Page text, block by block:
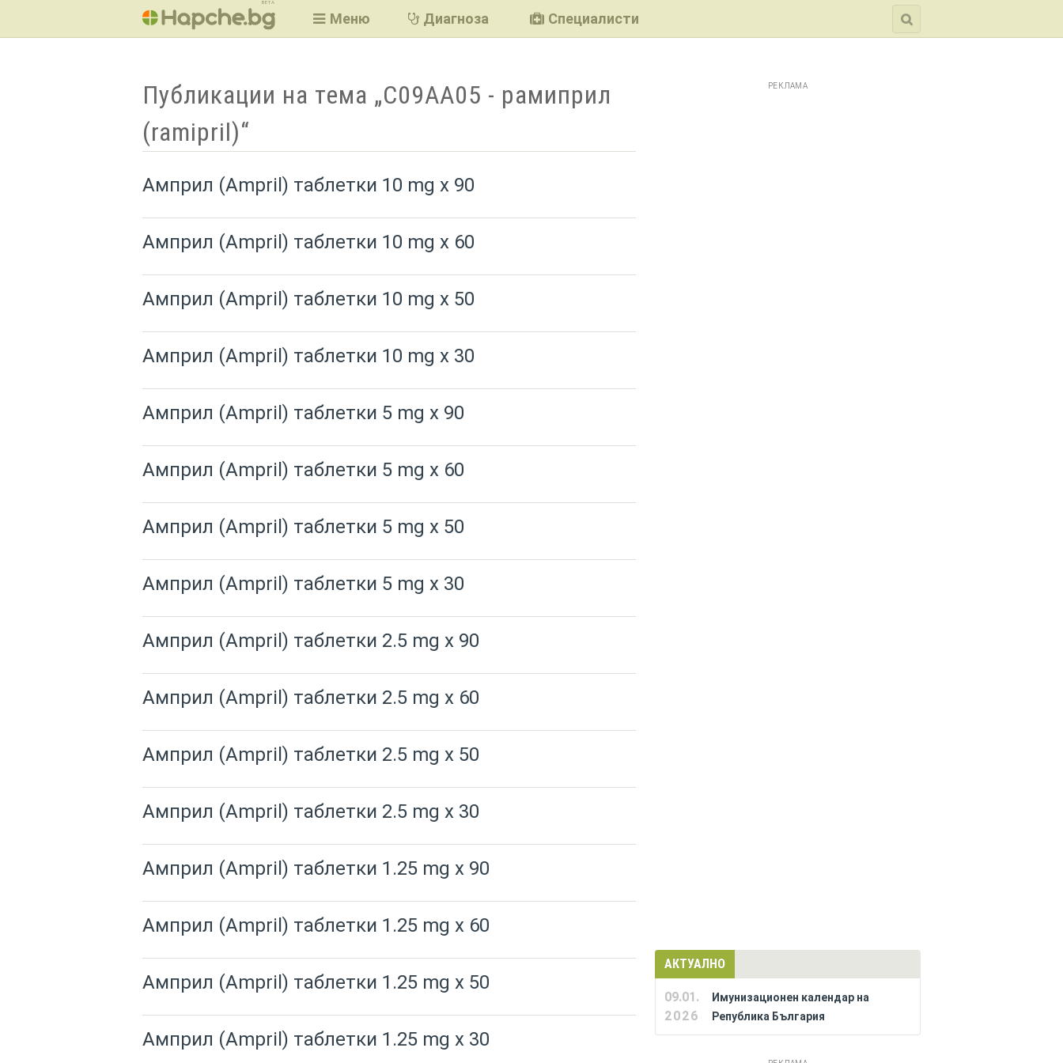
BETA
Меню Диагноза Специалисти
Публикации на тема „C09AA05 - рамиприл
(ramipril)“
Амприл (Ampril) таблетки 10 mg x 90
Амприл (Ampril) таблетки 10 mg x 60
Амприл (Ampril) таблетки 10 mg x 50
Амприл (Ampril) таблетки 10 mg x 30
Амприл (Ampril) таблетки 5 mg x 90
Амприл (Ampril) таблетки 5 mg x 60
Амприл (Ampril) таблетки 5 mg x 50
Амприл (Ampril) таблетки 5 mg x 30
Амприл (Ampril) таблетки 2.5 mg x 90
Амприл (Ampril) таблетки 2.5 mg x 60
Амприл (Ampril) таблетки 2.5 mg x 50
Амприл (Ampril) таблетки 2.5 mg x 30
Амприл (Ampril) таблетки 1.25 mg x 90
Амприл (Ampril) таблетки 1.25 mg x 60
Амприл (Ampril) таблетки 1.25 mg x 50
Амприл (Ampril) таблетки 1.25 mg x 30
РЕКЛАМА
АКТУАЛНО
09.01.
2026
Имунизационен календар на
Република България